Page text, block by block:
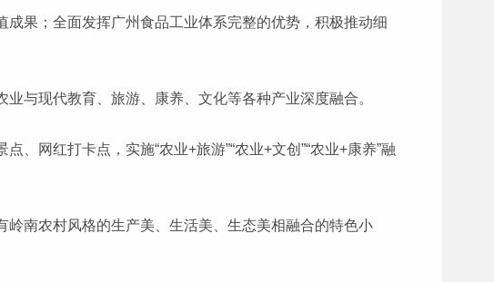
果；全面发挥广州食品工业体系完整的优势，积极推动细
与现代教育、旅游、康养、文化等各种产业深度融合。
网红打卡点，实施“农业+旅游”“农业+文创”“农业+康养”融
南农村风格的生产美、生活美、生态美相融合的特色小